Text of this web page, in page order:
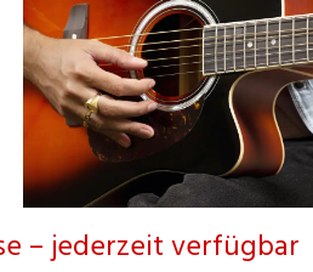
– jederzeit verfügbar